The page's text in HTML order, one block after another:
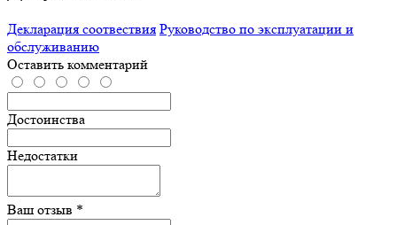
Декларация соотвествия Руководство по эксплуатации и
обслуживанию
Оставить комментарий
Достоинства
Недостатки
Ваш отзыв *